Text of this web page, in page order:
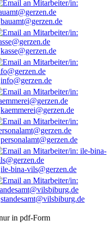
bauamt@gerzen.de
kasse@gerzen.de
info@gerzen.de
kaemmerei@gerzen.de
personalamt@gerzen.de
ile-bina-vils@gerzen.de
standesamt@vilsbiburg.de